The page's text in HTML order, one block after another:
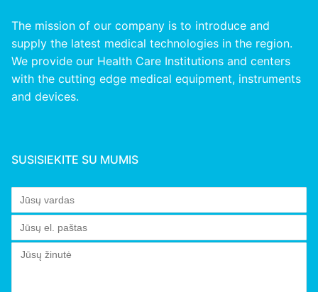
The mission of our company is to introduce and
supply the latest medical technologies in the region.
We provide our Health Care Institutions and centers
with the cutting edge medical equipment, instruments
and devices.
SUSISIEKITE SU MUMIS